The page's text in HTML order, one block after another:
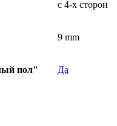
с 4-х сторон
9 mm
пол" Да